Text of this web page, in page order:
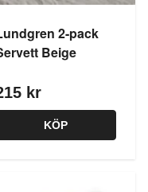
2-pack
Beige
kr
KÖP